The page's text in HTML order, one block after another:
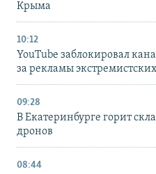
Крыма
10:12
YouTube заблокировал
за рекламы
09:28
В Екатеринбурге горит
дронов
08:44